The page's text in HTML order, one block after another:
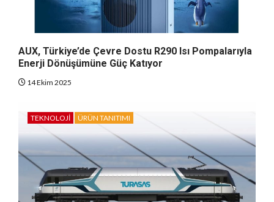
AUX, Türkiye’de Çevre Dostu R290 Isı Pompalarıyla
Enerji Dönüşümüne Güç Katıyor
14 Ekim 2025
TEKNOLOJI ÜRÜN TANITIMI